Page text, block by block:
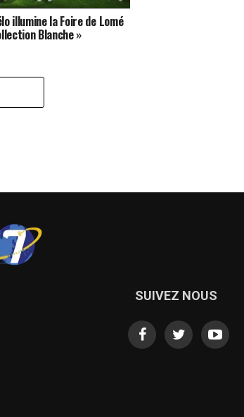
illumine la Foire de Lomé
Blanche »
SUIVEZ NOUS